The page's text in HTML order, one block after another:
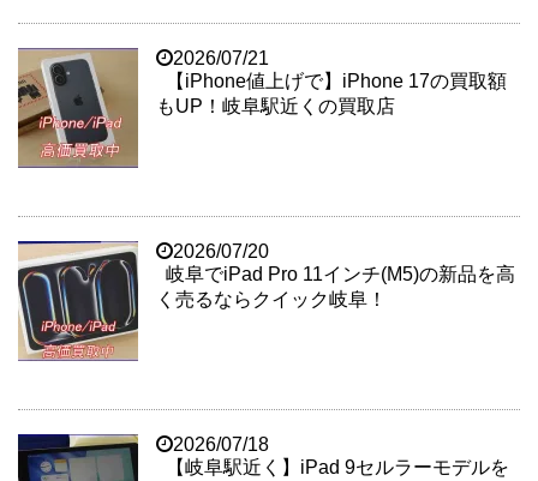
2026/07/21
【iPhone値上げで】iPhone 17の買取額
もUP！岐阜駅近くの買取店
2026/07/20
岐阜でiPad Pro 11インチ(M5)の新品を高
く売るならクイック岐阜！
2026/07/18
【岐阜駅近く】iPad 9セルラーモデルを